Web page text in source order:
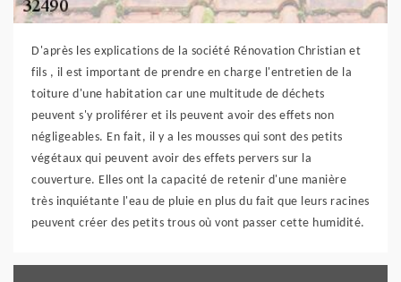
D'après les explications de la société Rénovation Christian et
fils , il est important de prendre en charge l'entretien de la
toiture d'une habitation car une multitude de déchets
peuvent s'y proliférer et ils peuvent avoir des effets non
négligeables. En fait, il y a les mousses qui sont des petits
végétaux qui peuvent avoir des effets pervers sur la
couverture. Elles ont la capacité de retenir d'une manière
très inquiétante l'eau de pluie en plus du fait que leurs racines
peuvent créer des petits trous où vont passer cette humidité.